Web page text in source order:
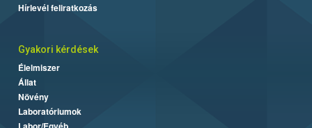
Hírlevél feliratkozás
Gyakori kérdések
Élelmiszer
Állat
Növény
Laboratóriumok